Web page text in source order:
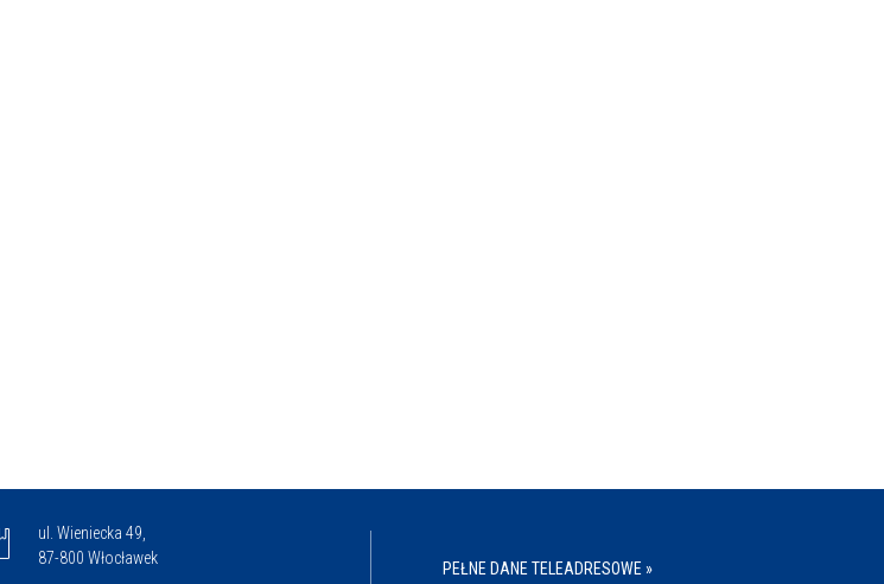
ul. Wieniecka 49,
87-800 Włocławek
PEŁNE DANE TELEADRESOWE »